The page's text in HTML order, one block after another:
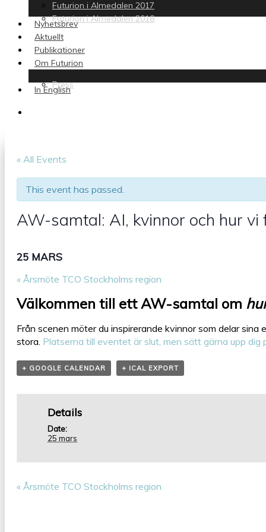
Futurion i Almedalen 2017
Futurion i Almedalen 2018
Nyhetsbrev
Aktuellt
Publikationer
Om Futurion
Press
In English
« All Events
This event has passed.
AW-samtal: AI, kvinnor och hur vi
25 MARS
« Årsmöte TCO Stockholms region
Välkommen till ett AW-samtal om
Från scenen möter du inspirerande kvinnor som delar
stora. Platserna till eventet är slut, men sätt gärna upp dig
+ GOOGLE CALENDAR + ICAL EXPORT
Details
Date:
25 mars
« Årsmöte TCO Stockholms region